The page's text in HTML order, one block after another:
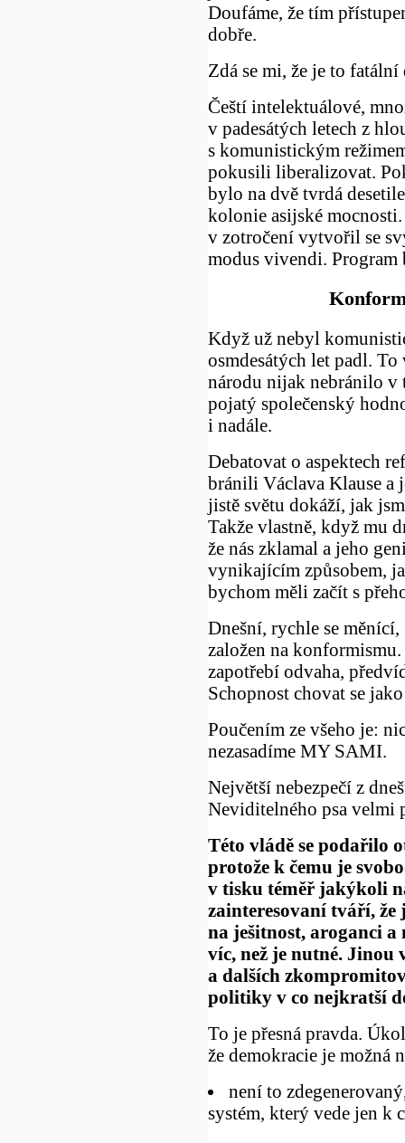
Doufáme, že tím
dobře.
Zdá se mi, že je to fatální
Čeští intelektuálové,
v padesátých letech z
s komunistickým
pokusili liberalizovat.
bylo na dvě tvrdá
kolonie asijské
v zotročení vytvořil se
modus vivendi. Program
Když už nebyl
osmdesátých let padl. To
národu nijak nebránilo v
pojatý společenský
i nadále.
Debatovat o aspektech
bránili Václava Klause a
jistě světu dokáží, jak
Takže vlastně, když mu
že nás zklamal a jeho
vynikajícím způsobem,
bychom měli začít s
Dnešní, rychle se
založen na
zapotřebí odvaha,
Schopnost chovat se
Poučením ze všeho je:
nezasadíme MY SAMI.
Největší nebezpečí z
Neviditelného psa velmi
Této vládě se podařilo
protože k čemu je
v tisku téměř jakýkoli
zainteresovaní tváří, že
na ješitnost, aroganci
víc, než je nutné. Jinou
a dalších
politiky v co nejkratší
To je přesná pravda.
že demokracie je možná
není to
systém, který vede jen k